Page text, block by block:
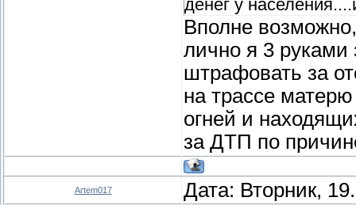
денег у
Вполне
лично я 3 руками
штрафовать за
на трассе
огней и
за ДТП по
Artem017 Дата: Вторник,